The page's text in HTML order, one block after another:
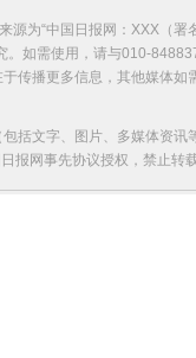
源为“中国日报网：XXX（
。如需使用，请与010-
传播更多信息，其他媒体
括文字、图片、多媒体资
报网事先协议授权，禁止转